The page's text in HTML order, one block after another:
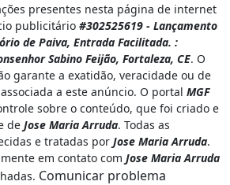
presentes nesta página de internet
publicitário #302525619 - Lançamento
de Paiva, Entrada Facilitada. :
Sabino Feijão, Fortaleza, CE. O
garante a exatidão, veracidade ou de
a este anúncio. O portal MGF
sobre o conteúdo, que foi criado e
de Jose Maria Arruda. Todas as
e tratadas por Jose Maria Arruda.
em contato com Jose Maria Arruda
Comunicar problema